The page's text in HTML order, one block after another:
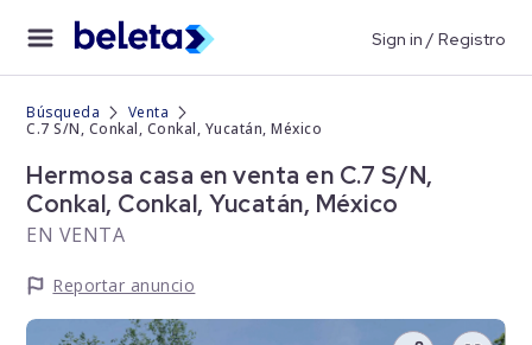
Sign in / Registro
Búsqueda
Venta
C.7 S/N, Conkal, Conkal, Yucatán, México
Hermosa casa en venta en C.7 S/N,
Conkal, Conkal, Yucatán, México
EN VENTA
Reportar anuncio